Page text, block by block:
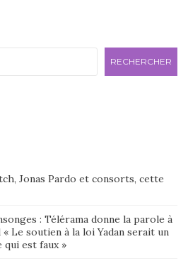
RECHERCHER
Jonas Pardo et consorts, cette
: Télérama donne la parole à
Le soutien à la loi Yadan serait un
qui est faux »